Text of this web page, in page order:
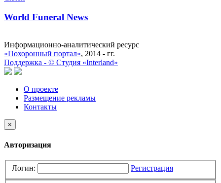
World Funeral News
Информационно-аналитический ресурс
«Похоронный портал», 2014 - гг.
Поддержка - © Cтудия «Interland»
О проекте
Размещение рекламы
Контакты
×
Авторизация
Логин: Регистрация